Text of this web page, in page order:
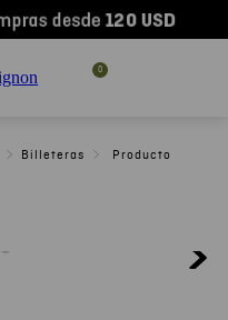
0
Billeteras